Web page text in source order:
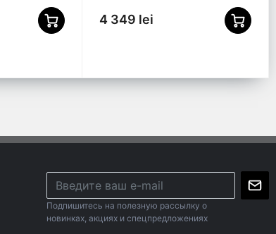
4 349 lei
Подпишитесь на полезную рассылку о
новинках, акциях и спецпредложениях